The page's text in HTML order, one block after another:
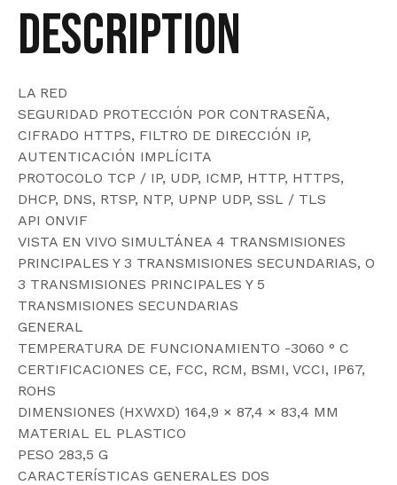
Description
LA RED
SEGURIDAD PROTECCIÓN POR CONTRASEÑA,
CIFRADO HTTPS, FILTRO DE DIRECCIÓN IP,
AUTENTICACIÓN IMPLÍCITA
PROTOCOLO TCP / IP, UDP, ICMP, HTTP, HTTPS,
DHCP, DNS, RTSP, NTP, UPNP UDP, SSL / TLS
API ONVIF
VISTA EN VIVO SIMULTÁNEA 4 TRANSMISIONES
PRINCIPALES Y 3 TRANSMISIONES SECUNDARIAS, O
3 TRANSMISIONES PRINCIPALES Y 5
TRANSMISIONES SECUNDARIAS
GENERAL
TEMPERATURA DE FUNCIONAMIENTO -3060 ° C
CERTIFICACIONES CE, FCC, RCM, BSMI, VCCI, IP67,
ROHS
DIMENSIONES (HXWXD) 164,9 × 87,4 × 83,4 MM
MATERIAL EL PLASTICO
PESO 283,5 G
CARACTERÍSTICAS GENERALES DOS